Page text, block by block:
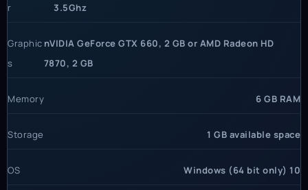
r
3.5Ghz
Graphic
s
nVIDIA GeForce GTX 660, 2 GB or AMD Radeon HD
7870, 2 GB
Memory 6 GB RAM
Storage 1 GB available space
OS Windows (64 bit only) 10